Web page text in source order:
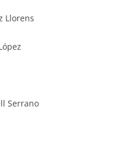
Llorens
Serrano